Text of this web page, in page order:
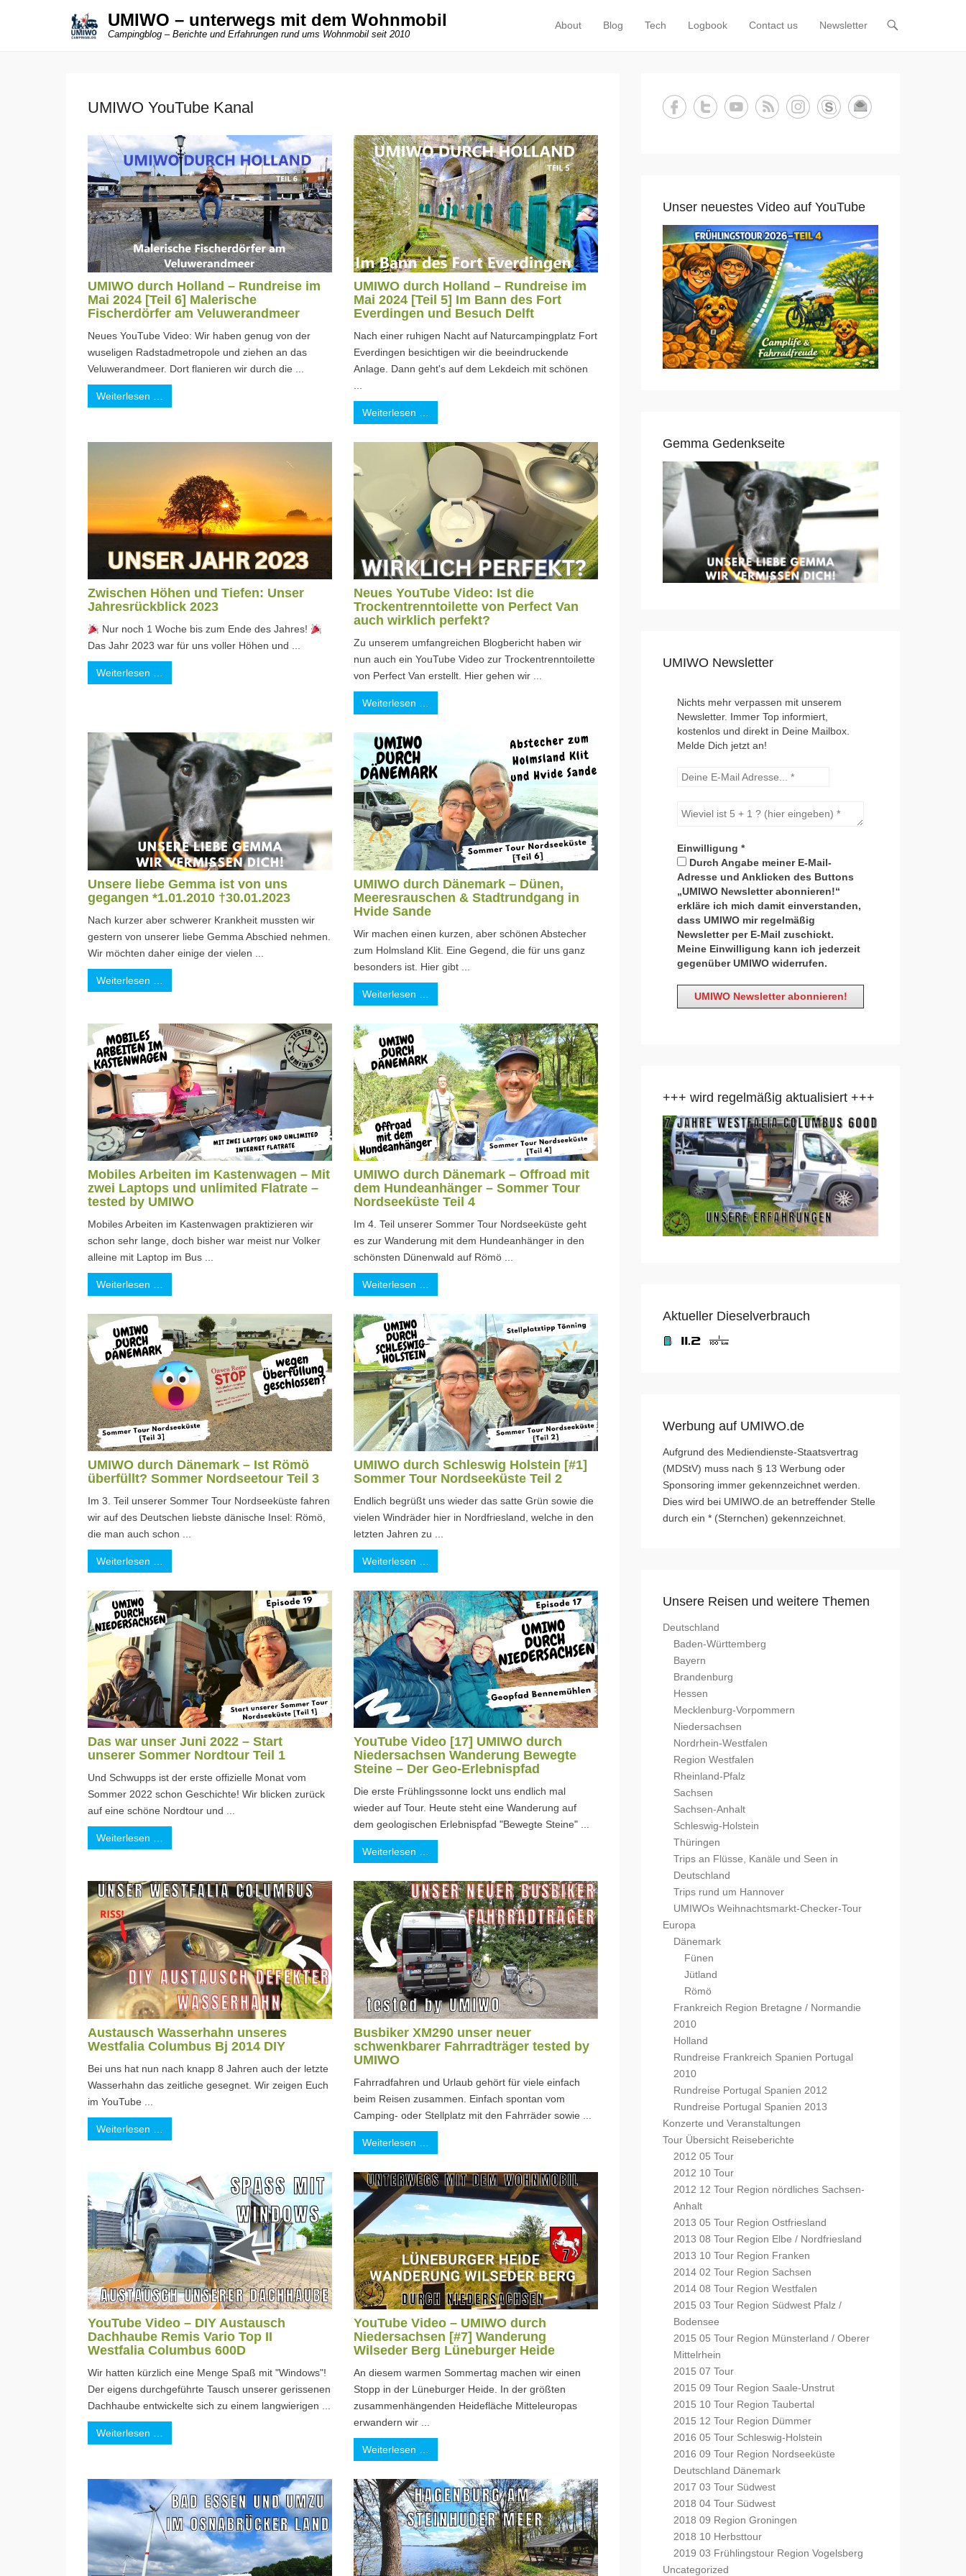
UMIWO – unterwegs mit dem Wohnmobil
Campingblog – Berichte und Erfahrungen rund ums Wohnmobil seit 2010
Primäres Menü
Zum Inhalt springen
About Blog Tech Logbook Contact us Newsletter
UMIWO YouTube Kanal
UMIWO durch Holland – Rundreise im
Mai 2024 [Teil 6] Malerische
Fischerdörfer am Veluwerandmeer
Neues YouTube Video: Wir haben genug von der
wuseligen Radstadmetropole und ziehen an das
Veluwerandmeer. Dort flanieren wir durch die ...
Weiterlesen …
UMIWO durch Holland – Rundreise im
Mai 2024 [Teil 5] Im Bann des Fort
Everdingen und Besuch Delft
Nach einer ruhigen Nacht auf Naturcampingplatz Fort
Everdingen besichtigen wir die beeindruckende
Anlage. Dann geht's auf dem Lekdeich mit schönen
...
Weiterlesen …
Zwischen Höhen und Tiefen: Unser
Jahresrückblick 2023
Nur noch 1 Woche bis zum Ende des Jahres!
Das Jahr 2023 war für uns voller Höhen und ...
Weiterlesen …
Neues YouTube Video: Ist die
Trockentrenntoilette von Perfect Van
auch wirklich perfekt?
Zu unserem umfangreichen Blogbericht haben wir
nun auch ein YouTube Video zur Trockentrenntoilette
von Perfect Van erstellt. Hier gehen wir ...
Weiterlesen …
Unsere liebe Gemma ist von uns
gegangen *1.01.2010 †30.01.2023
Nach kurzer aber schwerer Krankheit mussten wir
gestern von unserer liebe Gemma Abschied nehmen.
Wir möchten daher einige der vielen ...
Weiterlesen …
UMIWO durch Dänemark – Dünen,
Meeresrauschen & Stadtrundgang in
Hvide Sande
Wir machen einen kurzen, aber schönen Abstecher
zum Holmsland Klit. Eine Gegend, die für uns ganz
besonders ist. Hier gibt ...
Weiterlesen …
Mobiles Arbeiten im Kastenwagen – Mit
zwei Laptops und unlimited Flatrate –
tested by UMIWO
Mobiles Arbeiten im Kastenwagen praktizieren wir
schon sehr lange, doch bisher war meist nur Volker
alleine mit Laptop im Bus ...
Weiterlesen …
UMIWO durch Dänemark – Offroad mit
dem Hundeanhänger – Sommer Tour
Nordseeküste Teil 4
Im 4. Teil unserer Sommer Tour Nordseeküste geht
es zur Wanderung mit dem Hundeanhänger in den
schönsten Dünenwald auf Römö ...
Weiterlesen …
UMIWO durch Dänemark – Ist Römö
überfüllt? Sommer Nordseetour Teil 3
Im 3. Teil unserer Sommer Tour Nordseeküste fahren
wir auf des Deutschen liebste dänische Insel: Römö,
die man auch schon ...
Weiterlesen …
UMIWO durch Schleswig Holstein [#1]
Sommer Tour Nordseeküste Teil 2
Endlich begrüßt uns wieder das satte Grün sowie die
vielen Windräder hier in Nordfriesland, welche in den
letzten Jahren zu ...
Weiterlesen …
Das war unser Juni 2022 – Start
unserer Sommer Nordtour Teil 1
Und Schwupps ist der erste offizielle Monat vom
Sommer 2022 schon Geschichte! Wir blicken zurück
auf eine schöne Nordtour und ...
Weiterlesen …
YouTube Video [17] UMIWO durch
Niedersachsen Wanderung Bewegte
Steine – Der Geo-Erlebnispfad
Die erste Frühlingssonne lockt uns endlich mal
wieder auf Tour. Heute steht eine Wanderung auf
dem geologischen Erlebnispfad "Bewegte Steine" ...
Weiterlesen …
Austausch Wasserhahn unseres
Westfalia Columbus Bj 2014 DIY
Bei uns hat nun nach knapp 8 Jahren auch der letzte
Wasserhahn das zeitliche gesegnet. Wir zeigen Euch
im YouTube ...
Weiterlesen …
Busbiker XM290 unser neuer
schwenkbarer Fahrradträger tested by
UMIWO
Fahrradfahren und Urlaub gehört für viele einfach
beim Reisen zusammen. Einfach spontan vom
Camping- oder Stellplatz mit den Fahrräder sowie ...
Weiterlesen …
YouTube Video – DIY Austausch
Dachhaube Remis Vario Top II
Westfalia Columbus 600D
Wir hatten kürzlich eine Menge Spaß mit "Windows"!
Der eigens durchgeführte Tausch unserer gerissenen
Dachhaube entwickelte sich zu einem langwierigen ...
Weiterlesen …
YouTube Video – UMIWO durch
Niedersachsen [#7] Wanderung
Wilseder Berg Lüneburger Heide
An diesem warmen Sommertag machen wir einen
Stopp in der Lüneburger Heide. In der größten
zusammenhängenden Heidefläche Mitteleuropas
erwandern wir ...
Weiterlesen …
Unser neuestes Video auf YouTube
Gemma Gedenkseite
UMIWO Newsletter
Nichts mehr verpassen mit unserem
Newsletter. Immer Top informiert,
kostenlos und direkt in Deine Mailbox.
Melde Dich jetzt an!
Einwilligung *
Durch Angabe meiner E-Mail-
Adresse und Anklicken des Buttons
„UMIWO Newsletter abonnieren!“
erkläre ich mich damit einverstanden,
dass UMIWO mir regelmäßig
Newsletter per E-Mail zuschickt.
Meine Einwilligung kann ich jederzeit
gegenüber UMIWO widerrufen.
+++ wird regelmäßig aktualisiert +++
Aktueller Dieselverbrauch
Werbung auf UMIWO.de
Aufgrund des Mediendienste-Staatsvertrag
(MDStV) muss nach § 13 Werbung oder
Sponsoring immer gekennzeichnet werden.
Dies wird bei UMIWO.de an betreffender Stelle
durch ein * (Sternchen) gekennzeichnet.
Unsere Reisen und weitere Themen
Deutschland
Baden-Württemberg
Bayern
Brandenburg
Hessen
Mecklenburg-Vorpommern
Niedersachsen
Nordrhein-Westfalen
Region Westfalen
Rheinland-Pfalz
Sachsen
Sachsen-Anhalt
Schleswig-Holstein
Thüringen
Trips an Flüsse, Kanäle und Seen in
Deutschland
Trips rund um Hannover
UMIWOs Weihnachtsmarkt-Checker-Tour
Europa
Dänemark
Fünen
Jütland
Römö
Frankreich Region Bretagne / Normandie
2010
Holland
Rundreise Frankreich Spanien Portugal
2010
Rundreise Portugal Spanien 2012
Rundreise Portugal Spanien 2013
Konzerte und Veranstaltungen
Tour Übersicht Reiseberichte
2012 05 Tour
2012 10 Tour
2012 12 Tour Region nördliches Sachsen-
Anhalt
2013 05 Tour Region Ostfriesland
2013 08 Tour Region Elbe / Nordfriesland
2013 10 Tour Region Franken
2014 02 Tour Region Sachsen
2014 08 Tour Region Westfalen
2015 03 Tour Region Südwest Pfalz /
Bodensee
2015 05 Tour Region Münsterland / Oberer
Mittelrhein
2015 07 Tour
2015 09 Tour Region Saale-Unstrut
2015 10 Tour Region Taubertal
2015 12 Tour Region Dümmer
2016 05 Tour Schleswig-Holstein
2016 09 Tour Region Nordseeküste
Deutschland Dänemark
2017 03 Tour Südwest
2018 04 Tour Südwest
2018 09 Region Groningen
2018 10 Herbsttour
2019 03 Frühlingstour Region Vogelsberg
Uncategorized